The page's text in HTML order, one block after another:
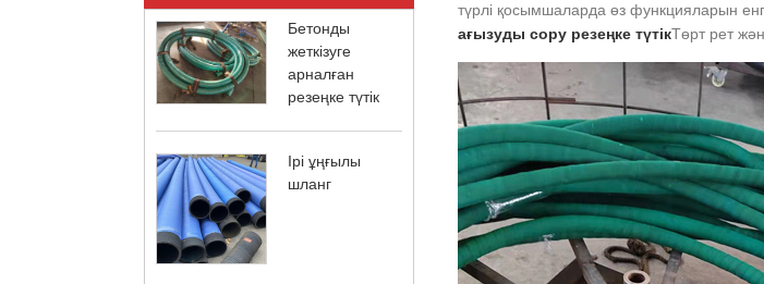
Бетонды
жеткізуге
арналған
резеңке түтік
Ірі ұңғылы
шланг
түрлі қосымшаларда өз функцияларын
ағызуды сору резеңке түтікТөрт рет